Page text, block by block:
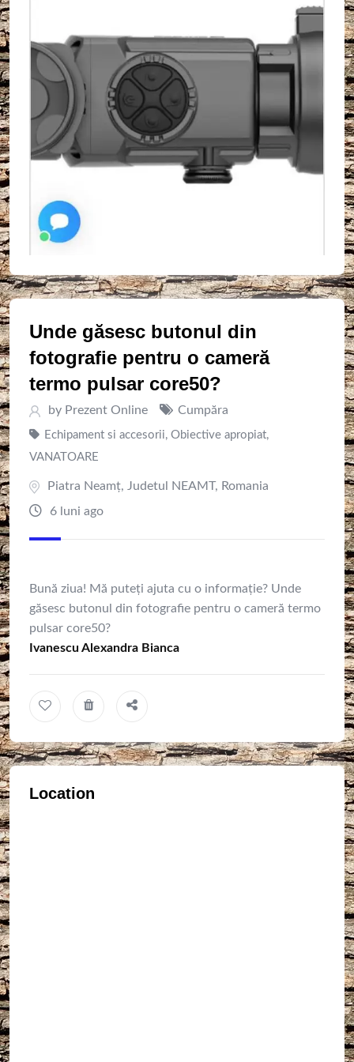
Unde găsesc butonul din
fotografie pentru o cameră
termo pulsar core50?
by Prezent Online Cumpăra
Echipament si accesorii, Obiective apropiat,
VANATOARE
Piatra Neamţ, Judetul NEAMT, Romania
6 luni ago
Bună ziua! Mă puteți ajuta cu o informație? Unde
găsesc butonul din fotografie pentru o cameră termo
pulsar core50?
Ivanescu Alexandra Bianca
Location